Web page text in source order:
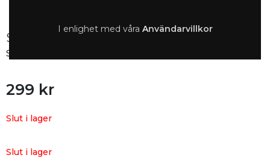
I enlighet med våra Användarvillkor
Snö of Sweden – Patrice armband single,
silver
299 kr
Slut i lager
Slut i lager